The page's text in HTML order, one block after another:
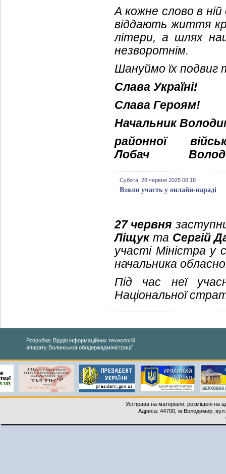
А кожне слово в ній
віддають життя
літери, а шлях
незворотнім.
Шануймо їх
Слава Україні!
Слава Героям!
Начальник
районної
Лобач
Субота, 28 червня 2025 08:18
Взяли участь у онлайн-нараді
27 червня
Ліщукта Сергій
участі Міністра у
начальника
Під час неї
Національної
Розробка: Відділ інформаційних технологій
апарату Волинської облдержадміністрації
Усі права на матеріали, розміщені на
Адреса: 44700, м.Володимир,